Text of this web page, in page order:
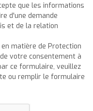
que les informations
d'une demande
et de la relation
matière de Protection
votre consentement à
ce formulaire, veuillez
ou remplir le formulaire